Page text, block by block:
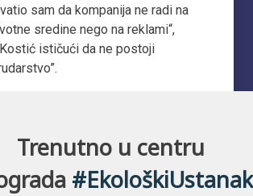
sam da kompanija ne radi na
sredine nego na reklami“,
ističući da ne postoji
Trenutno u centru
#EkološkiUstanak